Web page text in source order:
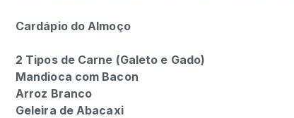
Cardápio do Almoço
2 Tipos de Carne (Galeto e Gado)
Mandioca com Bacon
Arroz Branco
Geleira de Abacaxi